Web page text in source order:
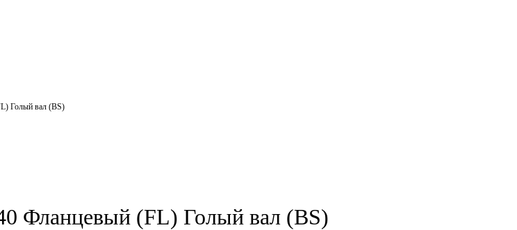
Голый вал (BS)
Фланцевый (FL) Голый вал (BS)